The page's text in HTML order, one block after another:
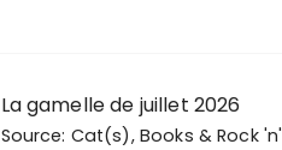
La gamelle de juillet 2026
Source: Cat(s), Books & Rock 'n'